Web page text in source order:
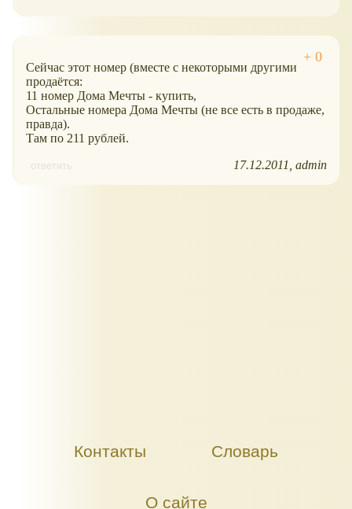
Сейчас этот номер (вместе с некоторыми другими
продаётся:
11 номер Дома Мечты - купить,
Остальные номера Дома Мечты (не все есть в продаже,
правда).
Там по 211 рублей.
ответить 17.12.2011 admin
Контакты Словарь
О сайте